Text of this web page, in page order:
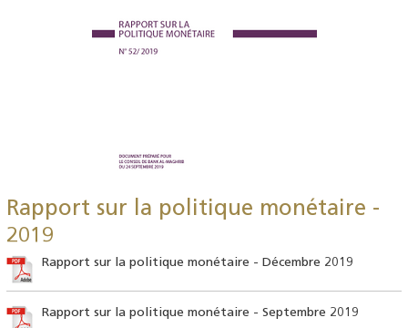
Rapport sur la politique monétaire -
2019
Rapport sur la politique monétaire - Décembre 2019
Rapport sur la politique monétaire - Septembre 2019